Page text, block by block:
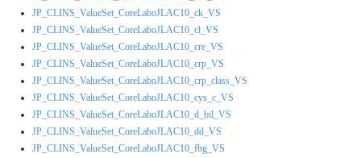
JP_CLINS_ValueSet_CoreLaboJLAC10_ck_VS
JP_CLINS_ValueSet_CoreLaboJLAC10_cl_VS
JP_CLINS_ValueSet_CoreLaboJLAC10_cre_VS
JP_CLINS_ValueSet_CoreLaboJLAC10_crp_VS
JP_CLINS_ValueSet_CoreLaboJLAC10_crp_class_VS
JP_CLINS_ValueSet_CoreLaboJLAC10_cys_c_VS
JP_CLINS_ValueSet_CoreLaboJLAC10_d_bil_VS
JP_CLINS_ValueSet_CoreLaboJLAC10_dd_VS
JP_CLINS_ValueSet_CoreLaboJLAC10_fbg_VS